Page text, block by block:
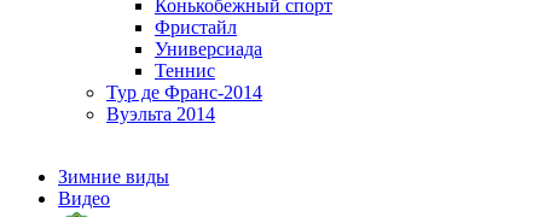
Конькобежный спорт
Фристайл
Универсиада
Теннис
Тур де Франс-2014
Вуэльта 2014
Зимние виды
Видео